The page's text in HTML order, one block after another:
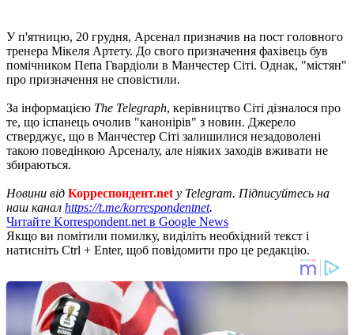
У п'ятницю, 20 грудня, Арсенал призначив на пост головного
тренера Мікеля Артету. До свого призначення фахівець був
помічником Пепа Гвардіоли в Манчестер Сіті. Однак, "містян"
про призначення не сповістили.
За інформацією The Telegraph, керівництво Сіті дізналося про
те, що іспанець очолив "канонірів" з новин. Джерело
стверджує, що в Манчестер Сіті залишилися незадоволені
такою поведінкою Арсеналу, але ніяких заходів вживати не
збираються.
Новини від Корреспондент.net у Telegram. Підписуйтесь на
наш канал https://t.me/korrespondentnet.
Читайте Korrespondent.net в Google News
Якщо ви помітили помилку, виділіть необхідний текст і
натисніть Ctrl + Enter, щоб повідомити про це редакцію.